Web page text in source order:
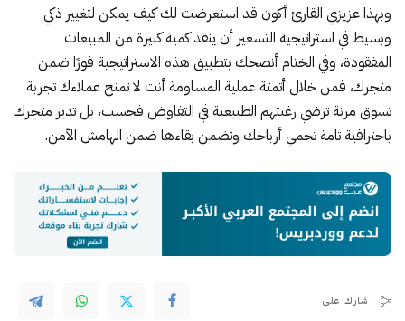
وبهذا عزيزي القارئ أكون قد استعرضت لك كيف يمكن لتغيير ذكي
وبسيط في استراتيجية التسعير أن ينقذ كمية كبيرة من المبيعات
المفقودة، وفي الختام أنصحك بتطبيق هذه الاستراتيجية فورًا ضمن
متجرك، فمن خلال أتمتة عملية المساومة أنت لا تمنح عملاءك تجربة
تسوق مرنة ترضي رغبتهم الطبيعية في التفاوض فحسب، بل تدير متجرك
باحترافية تامة تحمي أرباحك وتضمن بقاءها ضمن الهامش الآمن.
شارك على